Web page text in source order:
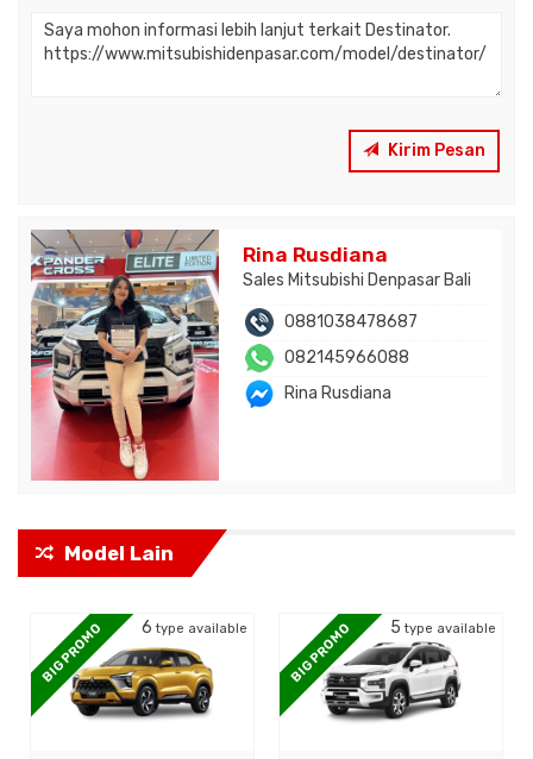
Kirim Pesan
Rina Rusdiana
Sales Mitsubishi Denpasar Bali
0881038478687
082145966088
Rina Rusdiana
Model Lain
available BIG PROMO 5type available BIG PROMO 1type